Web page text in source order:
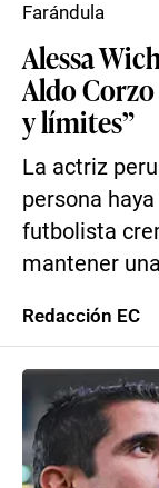
Alessa
Aldo
y límites”
La actriz
persona
futbolista
mantener
Farándula
Redacción EC